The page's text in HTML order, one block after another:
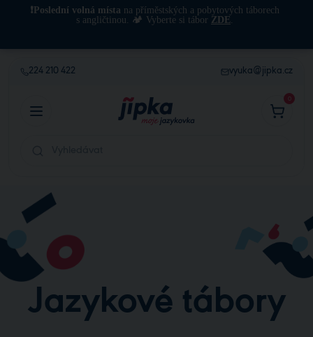
224 210 422 vyuka@jipka.cz
0
Jazykové tábory
❗Poslední volná místa na příměstských a pobytových táborech
s angličtinou. 🏕️ Vyberte si tábor ZDE.